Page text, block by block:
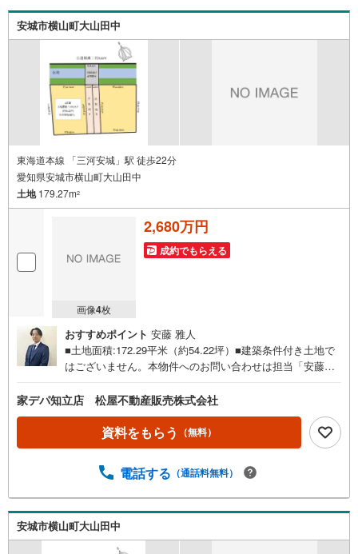
新築同様の快適なお住まいを実現できます。・営業時間 午
前9時00分～午後6時30分 （定休日:水曜日）この時間帯は
お電話でのお問い合わせがスムーズにご案内できます。右
下の電話ボタンをタッチ！もしくはお気軽にお電話くださ
い。
安城市横山町大山田中
東海道本線 「三河安城」駅 徒歩22分
愛知県安城市横山町大山田中
土地179.27m2
画像4枚
2,680万円
成約でもらえる
おすすめポイント 安藤 雅人
■土地面積:172.29平米（約54.22坪）■建築条件付き土地で
はございません。本物件へのお問い合わせは担当「安藤」
家デパ知立店 松屋不動産販売株式会社
資料をもらう （無料）
電話する （通話料無料）
安城市横山町大山田中